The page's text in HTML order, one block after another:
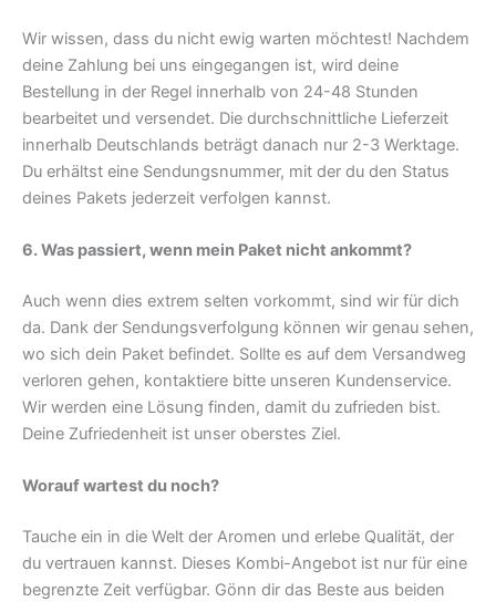
Wir wissen, dass du nicht ewig warten möchtest! Nachdem
deine Zahlung bei uns eingegangen ist, wird deine
Bestellung in der Regel innerhalb von 24-48 Stunden
bearbeitet und versendet. Die durchschnittliche Lieferzeit
innerhalb Deutschlands beträgt danach nur 2-3 Werktage.
Du erhältst eine Sendungsnummer, mit der du den Status
deines Pakets jederzeit verfolgen kannst.
6. Was passiert, wenn mein Paket nicht ankommt?
Auch wenn dies extrem selten vorkommt, sind wir für dich
da. Dank der Sendungsverfolgung können wir genau sehen,
wo sich dein Paket befindet. Sollte es auf dem Versandweg
verloren gehen, kontaktiere bitte unseren Kundenservice.
Wir werden eine Lösung finden, damit du zufrieden bist.
Deine Zufriedenheit ist unser oberstes Ziel.
Worauf wartest du noch?
Tauche ein in die Welt der Aromen und erlebe Qualität, der
du vertrauen kannst. Dieses Kombi-Angebot ist nur für eine
begrenzte Zeit verfügbar. Gönn dir das Beste aus beiden